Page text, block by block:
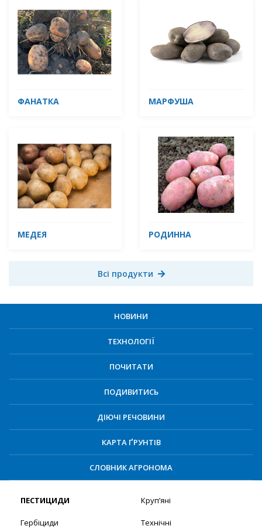
ФАНАТКА МАРФУША
МЕДЕЯ РОДИННА
Всі продукти
НОВИНИ
ТЕХНОЛОГІЇ
ПОЧИТАТИ
ПОДИВИТИСЬ
ДІЮЧІ РЕЧОВИНИ
КАРТА ҐРУНТІВ
СЛОВНИК АГРОНОМА
ПЕСТИЦИДИ
Гербіциди
Круп’яні
Технічні